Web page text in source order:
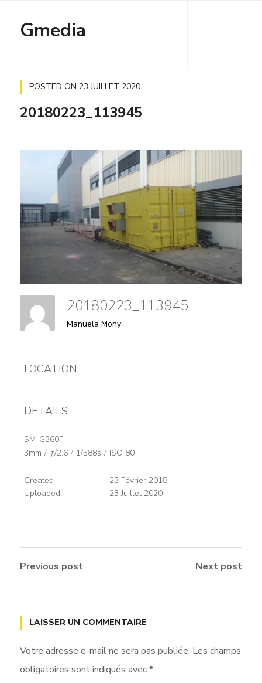
Gmedia
POSTED ON 23 JUILLET 2020
20180223_113945
20180223_113945
Manuela Mony
LOCATION
DETAILS
SM-G360F
3mm / ƒ/2.6 / 1/588s / ISO 80
Created
23 Février 2018
Uploaded
23 Juillet 2020
Previous post Next post
LAISSER UN COMMENTAIRE
Votre adresse e-mail ne sera pas publiée. Les champs
obligatoires sont indiqués avec*